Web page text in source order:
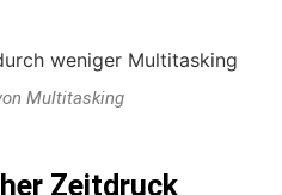
Multitasking
Zeitdruck